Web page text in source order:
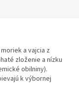
a vajcia z
zloženie a nízku
obilniny).
k výbornej